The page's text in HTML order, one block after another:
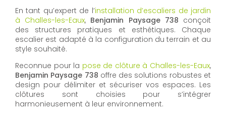
En tant qu’expert de l’installation d’escaliers de jardin
à Challes-les-Eaux, Benjamin Paysage 738 conçoit
des structures pratiques et esthétiques. Chaque
escalier est adapté à la configuration du terrain et au
style souhaité.
Reconnue pour la pose de clôture à Challes-les-Eaux,
Benjamin Paysage 738 offre des solutions robustes et
design pour délimiter et sécuriser vos espaces. Les
clôtures sont choisies pour s’intégrer
harmonieusement à leur environnement.